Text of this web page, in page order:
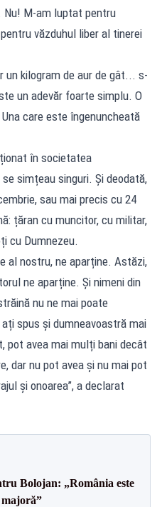
Nu! M-am luptat pentru
văzduhul liber al tinerei
un kilogram de aur de gât... s-
un adevăr foarte simplu. O
care este îngenuncheată
în societatea
simțeau singuri. Și deodată,
sau mai precis cu 24
țăran cu muncitor, cu militar,
cu Dumnezeu.
al nostru, ne aparține. Astăzi,
ne aparține. Și nimeni din
nu ne mai poate
spus și dumneavoastră mai
pot avea mai mulți bani decât
dar nu pot avea și nu mai pot
și onoarea”, a declarat
Bolojan: „România este